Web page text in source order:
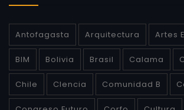
Antofagasta Arquitectura Artes
BIM Bolivia Brasil Calama
Chile CIencia Comunidad B